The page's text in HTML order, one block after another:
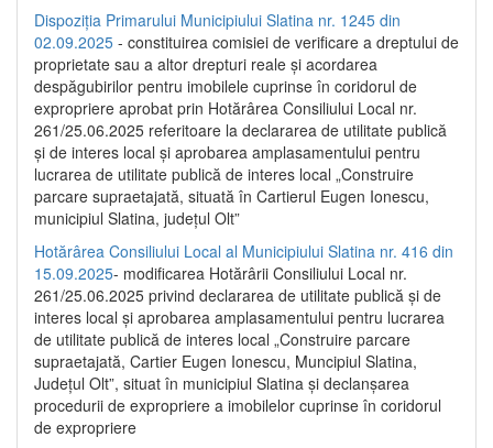
Dispoziția Primarului Municipiului Slatina nr. 1245 din
02.09.2025 - constituirea comisiei de verificare a dreptului de
proprietate sau a altor drepturi reale și acordarea
despăgubirilor pentru imobilele cuprinse în coridorul de
expropriere aprobat prin Hotărârea Consiliului Local nr.
261/25.06.2025 referitoare la declararea de utilitate publică
și de interes local și aprobarea amplasamentului pentru
lucrarea de utilitate publică de interes local „Construire
parcare supraetajată, situată în Cartierul Eugen Ionescu,
municipiul Slatina, județul Olt”
Hotărârea Consiliului Local al Municipiului Slatina nr. 416 din
15.09.2025- modificarea Hotărârii Consiliului Local nr.
261/25.06.2025 privind declararea de utilitate publică și de
interes local și aprobarea amplasamentului pentru lucrarea
de utilitate publică de interes local „Construire parcare
supraetajată, Cartier Eugen Ionescu, Muncipiul Slatina,
Județul Olt”, situat în municipiul Slatina și declanșarea
procedurii de expropriere a imobilelor cuprinse în coridorul
de expropriere